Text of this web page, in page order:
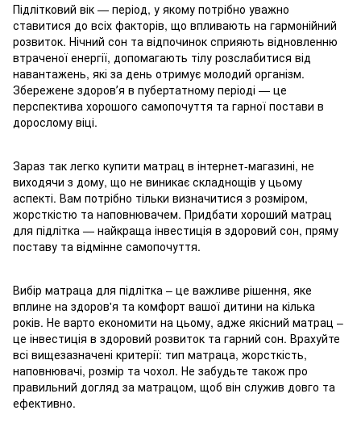
Підлітковий вік — період, у якому потрібно уважно
ставитися до всіх факторів, що впливають на гармонійний
розвиток. Нічний сон та відпочинок сприяють відновленню
втраченої енергії, допомагають тілу розслабитися від
навантажень, які за день отримує молодий організм.
Збережене здоровʼя в пубертатному періоді — це
перспектива хорошого самопочуття та гарної постави в
дорослому віці.
Зараз так легко купити матрац в інтернет-магазині, не
виходячи з дому, що не виникає складнощів у цьому
аспекті. Вам потрібно тільки визначитися з розміром,
жорсткістю та наповнювачем. Придбати хороший матрац
для підлітка — найкраща інвестиція в здоровий сон, пряму
поставу та відмінне самопочуття.
Вибір матраца для підлітка – це важливе рішення, яке
вплине на здоров'я та комфорт вашої дитини на кілька
років. Не варто економити на цьому, адже якісний матрац –
це інвестиція в здоровий розвиток та гарний сон. Врахуйте
всі вищезазначені критерії: тип матраца, жорсткість,
наповнювачі, розмір та чохол. Не забудьте також про
правильний догляд за матрацом, щоб він служив довго та
ефективно.